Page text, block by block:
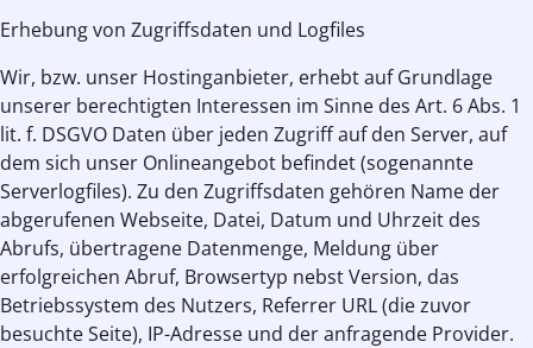
Erhebung von Zugriffsdaten und Logfiles
Wir, bzw. unser Hostinganbieter, erhebt auf Grundlage
unserer berechtigten Interessen im Sinne des Art. 6 Abs. 1
lit. f. DSGVO Daten über jeden Zugriff auf den Server, auf
dem sich unser Onlineangebot befindet (sogenannte
Serverlogfiles). Zu den Zugriffsdaten gehören Name der
abgerufenen Webseite, Datei, Datum und Uhrzeit des
Abrufs, übertragene Datenmenge, Meldung über
erfolgreichen Abruf, Browsertyp nebst Version, das
Betriebssystem des Nutzers, Referrer URL (die zuvor
besuchte Seite), IP-Adresse und der anfragende Provider.